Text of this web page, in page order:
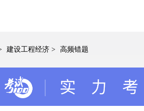
建设工程经济 > 高频错题